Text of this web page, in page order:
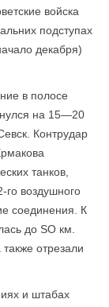
войска
подступах
декабря)
в полосе
на 15—20
Контрудар
танков,
го воздушного
соединения. К
до SO км.
отрезали
и штабах